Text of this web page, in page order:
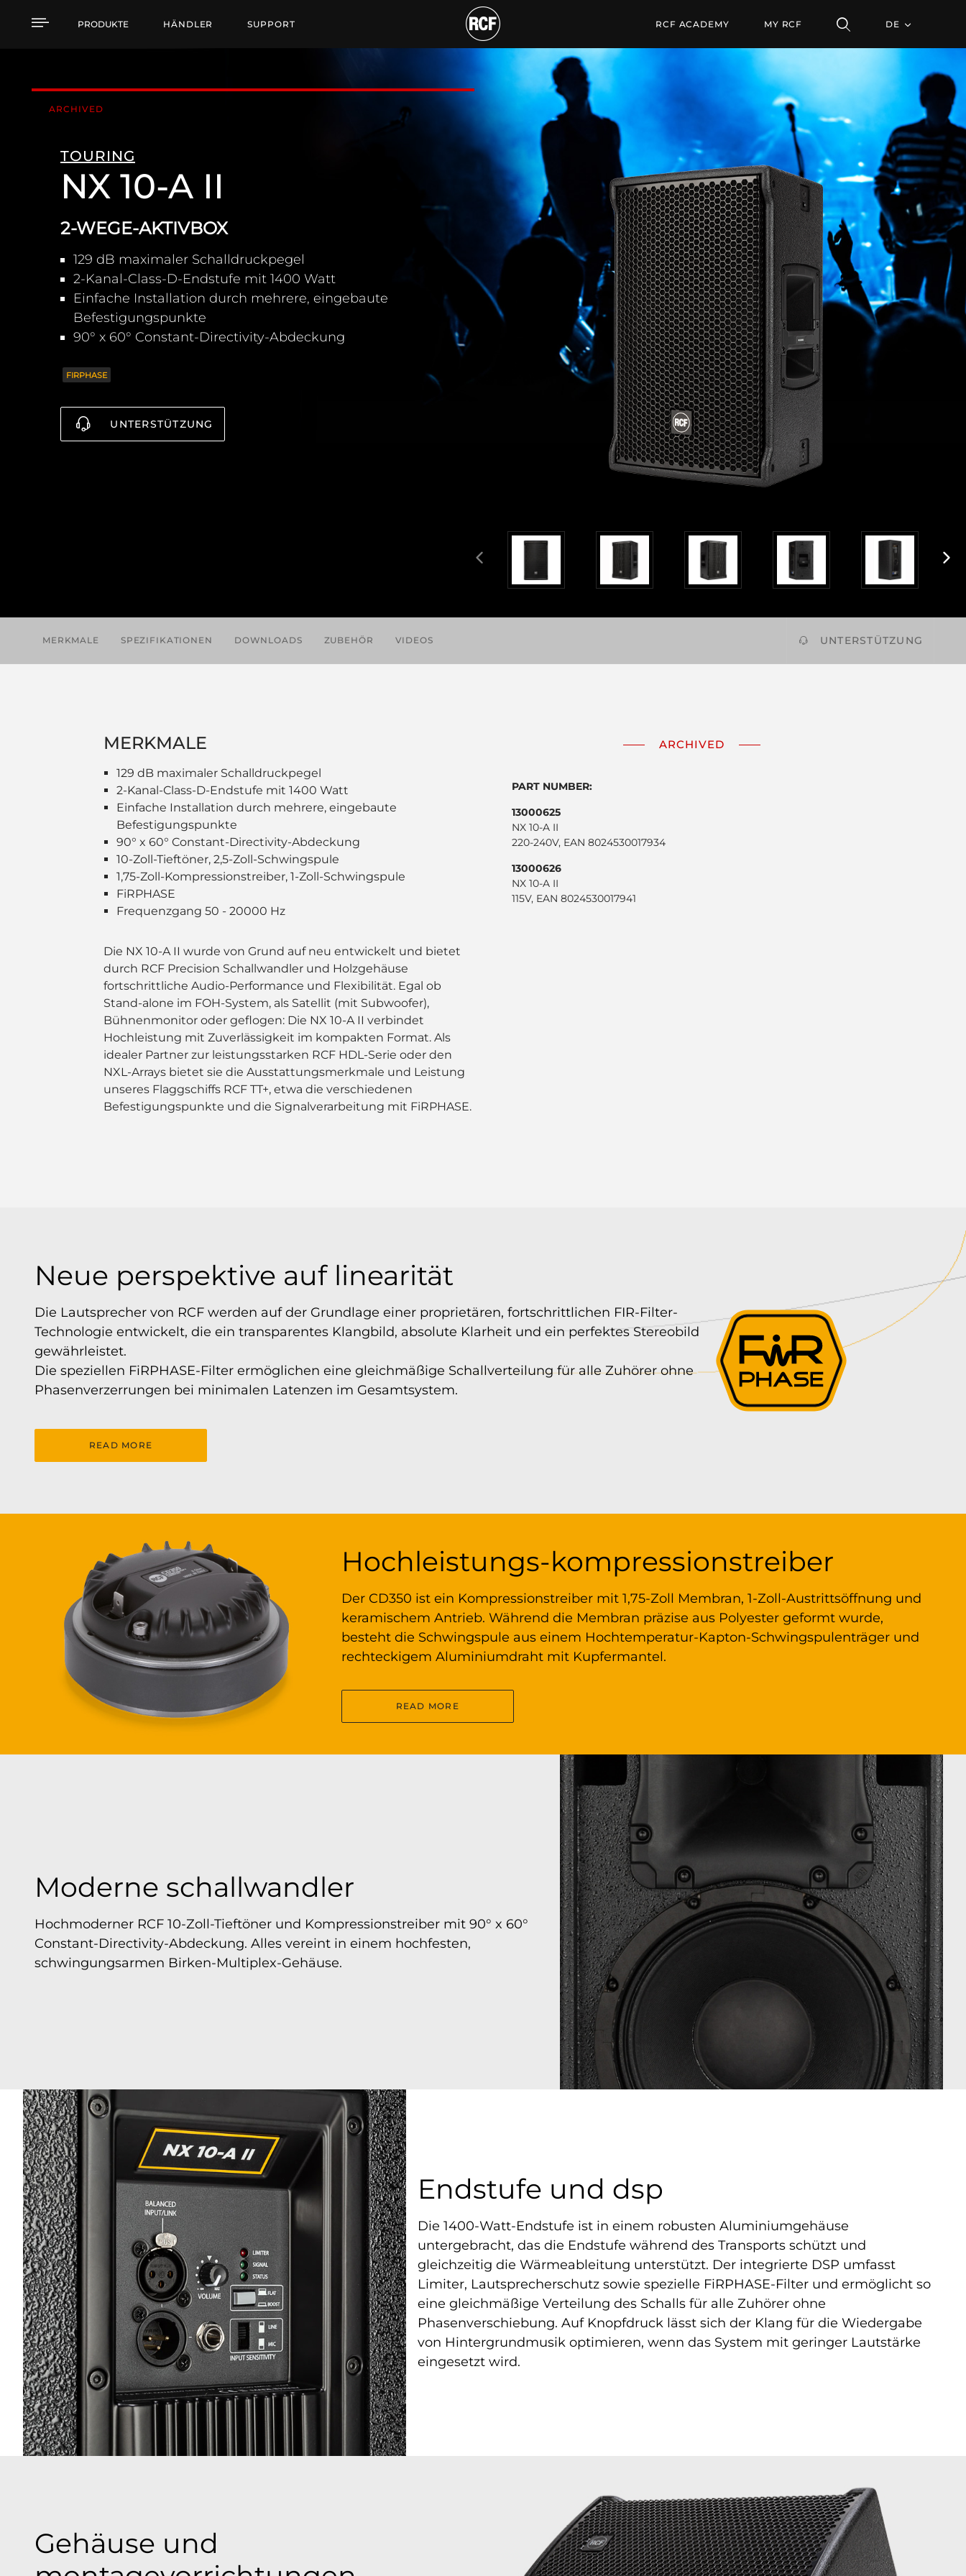
NX 10-A II 2-WEGE-AKTIVBOX
PRODUKTE HÄNDLER SUPPORT RCF ACADEMY MY RCF DE
ARCHIVED
TOURING
NX 10-A II
2-WEGE-AKTIVBOX
129 dB maximaler Schalldruckpegel
2-Kanal-Class-D-Endstufe mit 1400 Watt
Einfache Installation durch mehrere, eingebaute
Befestigungspunkte
90° x 60° Constant-Directivity-Abdeckung
FIRPHASE
UNTERSTÜTZUNG
MERKMALE SPEZIFIKATIONEN DOWNLOADS ZUBEHÖR VIDEOS UNTERSTÜTZUNG
MERKMALE
129 dB maximaler Schalldruckpegel
2-Kanal-Class-D-Endstufe mit 1400 Watt
Einfache Installation durch mehrere, eingebaute
Befestigungspunkte
90° x 60° Constant-Directivity-Abdeckung
10-Zoll-Tieftöner, 2,5-Zoll-Schwingspule
1,75-Zoll-Kompressionstreiber, 1-Zoll-Schwingspule
FiRPHASE
Frequenzgang 50 - 20000 Hz
Die NX 10-A II wurde von Grund auf neu entwickelt und bietet
durch RCF Precision Schallwandler und Holzgehäuse
fortschrittliche Audio-Performance und Flexibilität. Egal ob
Stand-alone im FOH-System, als Satellit (mit Subwoofer),
Bühnenmonitor oder geflogen: Die NX 10-A II verbindet
Hochleistung mit Zuverlässigkeit im kompakten Format. Als
idealer Partner zur leistungsstarken RCF HDL-Serie oder den
NXL-Arrays bietet sie die Ausstattungsmerkmale und Leistung
unseres Flaggschiffs RCF TT+, etwa die verschiedenen
Befestigungspunkte und die Signalverarbeitung mit FiRPHASE.
ARCHIVED
PART NUMBER:
13000625
NX 10-A II
220-240V, EAN 8024530017934
13000626
NX 10-A II
115V, EAN 8024530017941
Neue perspektive auf linearität
Die Lautsprecher von RCF werden auf der Grundlage einer proprietären, fortschrittlichen FIR-Filter-
Technologie entwickelt, die ein transparentes Klangbild, absolute Klarheit und ein perfektes Stereobild
gewährleistet.
Die speziellen FiRPHASE-Filter ermöglichen eine gleichmäßige Schallverteilung für alle Zuhörer ohne
Phasenverzerrungen bei minimalen Latenzen im Gesamtsystem.
READ MORE
Hochleistungs-kompressionstreiber
Der CD350 ist ein Kompressionstreiber mit 1,75-Zoll Membran, 1-Zoll-Austrittsöffnung und
keramischem Antrieb. Während die Membran präzise aus Polyester geformt wurde,
besteht die Schwingspule aus einem Hochtemperatur-Kapton-Schwingspulenträger und
rechteckigem Aluminiumdraht mit Kupfermantel.
READ MORE
Moderne schallwandler
Hochmoderner RCF 10-Zoll-Tieftöner und Kompressionstreiber mit 90° x 60°
Constant-Directivity-Abdeckung. Alles vereint in einem hochfesten,
schwingungsarmen Birken-Multiplex-Gehäuse.
Endstufe und dsp
Die 1400-Watt-Endstufe ist in einem robusten Aluminiumgehäuse
untergebracht, das die Endstufe während des Transports schützt und
gleichzeitig die Wärmeableitung unterstützt. Der integrierte DSP umfasst
Limiter, Lautsprecherschutz sowie spezielle FiRPHASE-Filter und ermöglicht so
eine gleichmäßige Verteilung des Schalls für alle Zuhörer ohne
Phasenverschiebung. Auf Knopfdruck lässt sich der Klang für die Wiedergabe
von Hintergrundmusik optimieren, wenn das System mit geringer Lautstärke
eingesetzt wird.
Gehäuse und